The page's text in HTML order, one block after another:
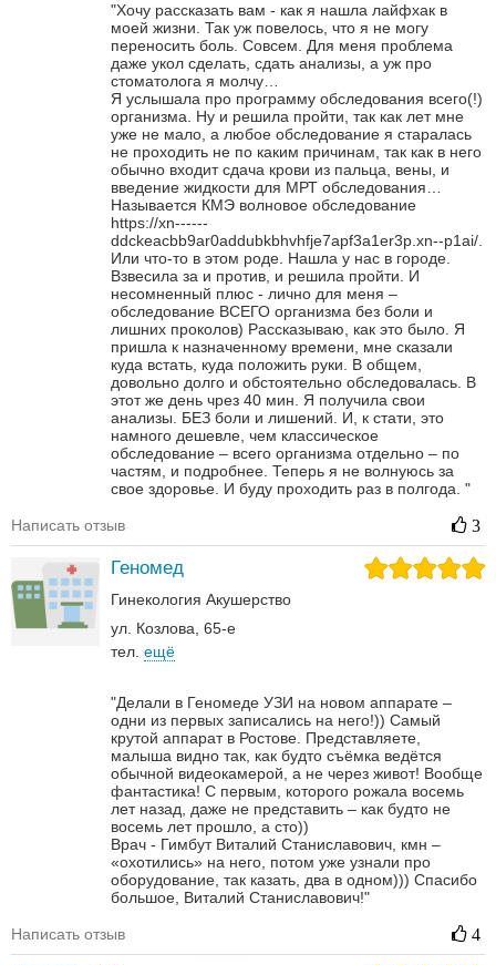
"Хочу рассказать вам - как я нашла лайфхак в
моей жизни. Так уж повелось, что я не могу
переносить боль. Совсем. Для меня проблема
даже укол сделать, сдать анализы, а уж про
стоматолога я молчу…
Я услышала про программу обследования всего(!)
организма. Ну и решила пройти, так как лет мне
уже не мало, а любое обследование я старалась
не проходить не по каким причинам, так как в него
обычно входит сдача крови из пальца, вены, и
введение жидкости для МРТ обследования…
Называется КМЭ волновое обследование
https://xn------
ddckeacbb9ar0addubkbhvhfje7apf3a1er3p.xn--p1ai/.
Или что-то в этом роде. Нашла у нас в городе.
Взвесила за и против, и решила пройти. И
несомненный плюс - лично для меня –
обследование ВСЕГО организма без боли и
лишних проколов) Рассказываю, как это было. Я
пришла к назначенному времени, мне сказали
куда встать, куда положить руки. В общем,
довольно долго и обстоятельно обследовалась. В
этот же день чрез 40 мин. Я получила свои
анализы. БЕЗ боли и лишений. И, к стати, это
намного дешевле, чем классическое
обследование – всего организма отдельно – по
частям, и подробнее. Теперь я не волнуюсь за
свое здоровье. И буду проходить раз в полгода. "
Написать отзыв 3
Геномед
Гинекология Акушерство
ул. Козлова, 65-е
тел. ещё
"Делали в Геномеде УЗИ на новом аппарате –
одни из первых записались на него!)) Самый
крутой аппарат в Ростове. Представляете,
малыша видно так, как будто съёмка ведётся
обычной видеокамерой, а не через живот! Вообще
фантастика! С первым, которого рожала восемь
лет назад, даже не представить – как будто не
восемь лет прошло, а сто))
Врач - Гимбут Виталий Станиславович, кмн –
«охотились» на него, потом уже узнали про
оборудование, так казать, два в одном))) Спасибо
большое, Виталий Станиславович!"
Написать отзыв 4